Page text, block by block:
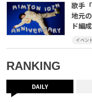
歌手
地元
ド編
イベン
RANKING
DAILY